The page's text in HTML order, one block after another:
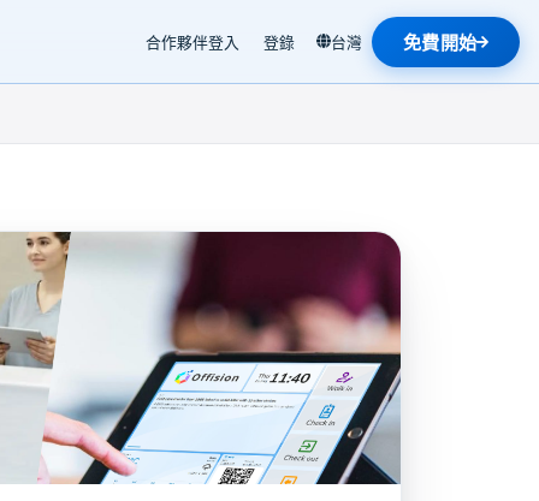
合作夥伴登入 登錄 台灣 免費開始